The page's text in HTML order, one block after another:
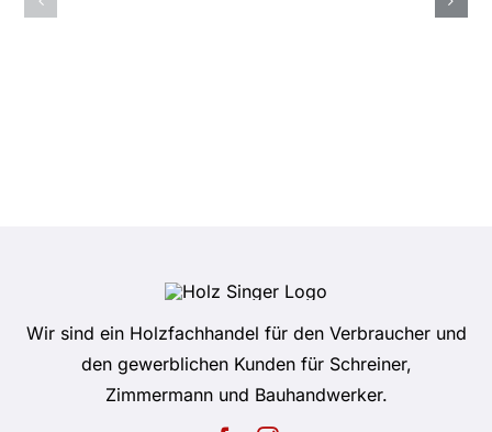
Wir sind ein Holzfachhandel für den Verbraucher und
den gewerblichen Kunden für Schreiner,
Zimmermann und Bauhandwerker.